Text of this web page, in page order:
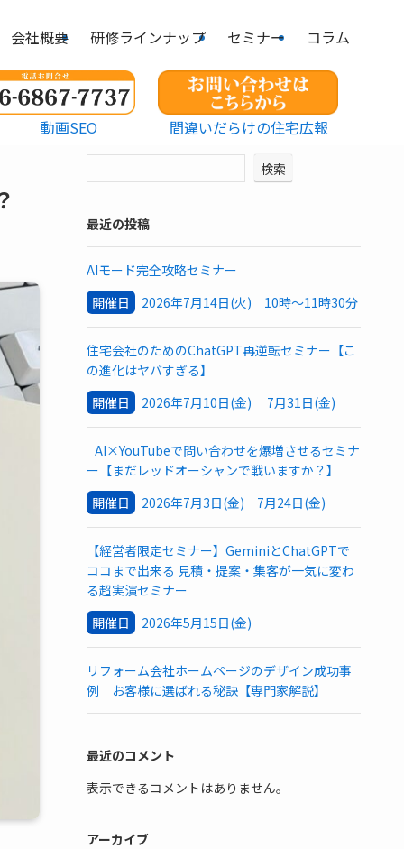
会社概要 研修ラインナップ セミナー コラム
動画SEO 間違いだらけの住宅広報
検索
最近の投稿
AIモード完全攻略セミナー
開催日
2026年7月14日(火) 10時～11時30分
住宅会社のためのChatGPT再逆転セミナー【こ
の進化はヤバすぎる】
開催日
2026年7月10日(金) 7月31日(金)
AI×YouTubeで問い合わせを爆増させるセミナ
ー【まだレッドオーシャンで戦いますか？】
開催日
2026年7月3日(金) 7月24日(金)
【経営者限定セミナー】GeminiとChatGPTで
ココまで出来る 見積・提案・集客が一気に変わ
る超実演セミナー
開催日
2026年5月15日(金)
リフォーム会社ホームページのデザイン成功事
例｜お客様に選ばれる秘訣【専門家解説】
最近のコメント
表示できるコメントはありません。
アーカイブ